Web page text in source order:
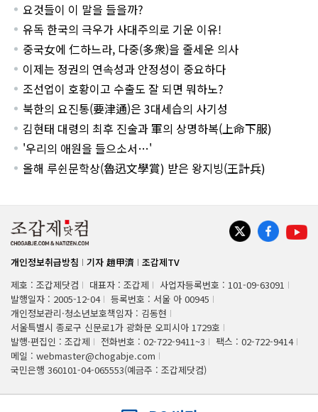
요것들이 이 말을 들을까?
유독 한국의 극우가 사대주의로 기운 이유!
중국女에 仁하느라, 다중(多衆)을 줄세운 의사
이제는 정권의 연속성과 안정성이 중요하다
조선업이 호황이고 수출도 잘 되면 뭐하노?
북한의 요진통(要津通)은 3대세습의 사기성
김현태 대령의 최후 진술과 軍의 상명하복(上命下服)
'우리의 애원을 들으소서…'
올해 루쉰문학상(魯迅文學賞) 받은 왕지빙(王計兵)
개인정보취급방침 기자 趙甲濟
조갑제TV
제호 : 조갑제닷컴
대표자 : 조갑제
사업자등록번호 : 101-09-63091
발행일자 : 2005-12-04
등록번호 : 서울 아 00945
개인정보관리·청소년보호책임자 : 김동현
서울특별시 종로구 신문로1가 광화문 오피시아 1729호
발행·편집인 : 조갑제
전화번호 : 02-722-9411~3
팩스 : 02-722-9414
메일 : webmaster@chogabje.com
국민은행 360101-04-065553(예금주 : 조갑제닷컴)